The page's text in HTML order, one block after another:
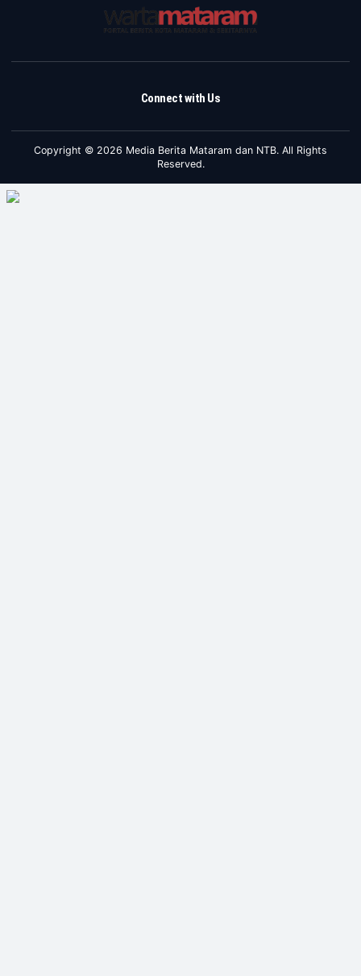
Connect with Us
Copyright © 2026 Media Berita Mataram dan NTB. All Rights
Reserved.